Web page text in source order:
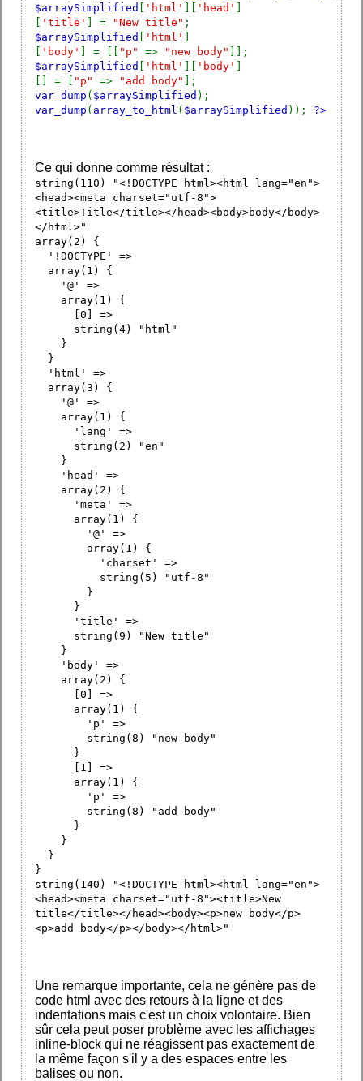
$arraySimplified [ 'html' ][ 'head' ]
[ 'title' ] = "New title" ;
$arraySimplified [ 'html' ]
[ 'body' ] = [[ "p" => "new body" ]];
$arraySimplified [ 'html' ][ 'body' ]
[] = [ "p" => "add body" ];
var_dump ( $arraySimplified );
var_dump ( array_to_html ( $arraySimplified )); ?>
Ce qui donne comme résultat :
string(110) "<!DOCTYPE html><html lang="en">
<head><meta charset="utf-8">
<title>Title</title></head><body>body</body>
</html>"
array(2) {
'!DOCTYPE' =>
array(1) {
'@' =>
array(1) {
[0] =>
string(4) "html"
}
}
'html' =>
array(3) {
'@' =>
array(1) {
'lang' =>
string(2) "en"
}
'head' =>
array(2) {
'meta' =>
array(1) {
'@' =>
array(1) {
'charset' =>
string(5) "utf-8"
}
}
'title' =>
string(9) "New title"
}
'body' =>
array(2) {
[0] =>
array(1) {
'p' =>
string(8) "new body"
}
[1] =>
array(1) {
'p' =>
string(8) "add body"
}
}
}
}
string(140) "<!DOCTYPE html><html lang="en">
<head><meta charset="utf-8"><title>New
title</title></head><body><p>new body</p>
<p>add body</p></body></html>"
Une remarque importante, cela ne génère pas de
code html avec des retours à la ligne et des
indentations mais c'est un choix volontaire. Bien
sûr cela peut poser problème avec les affichages
inline-block qui ne réagissent pas exactement de
la même façon s'il y a des espaces entre les
balises ou non.